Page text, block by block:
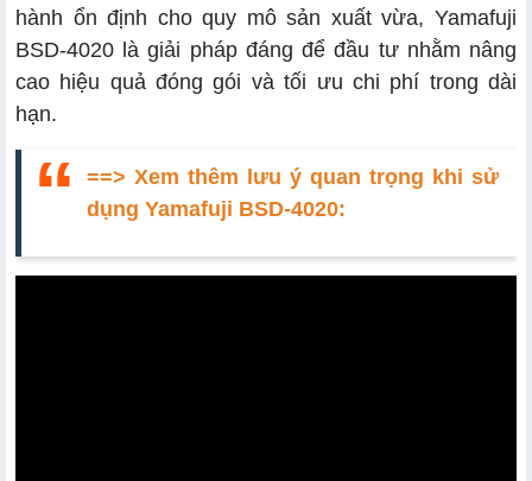
hành ổn định cho quy mô sản xuất vừa, Yamafuji
BSD-4020 là giải pháp đáng để đầu tư nhằm nâng
cao hiệu quả đóng gói và tối ưu chi phí trong dài
hạn.
==> Xem thêm lưu ý quan trọng khi sử
dụng Yamafuji BSD-4020: